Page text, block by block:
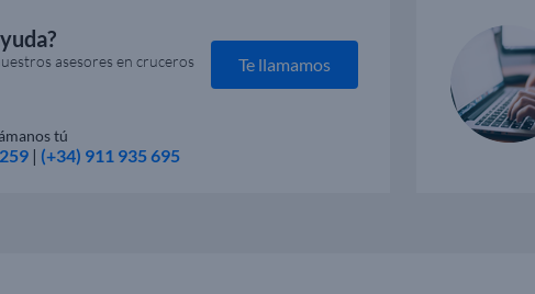
asesores en cruceros
Te llamamos
tú
| (+34) 911 935 695